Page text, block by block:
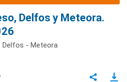
Delfos y Meteora.
Delfos - Meteora